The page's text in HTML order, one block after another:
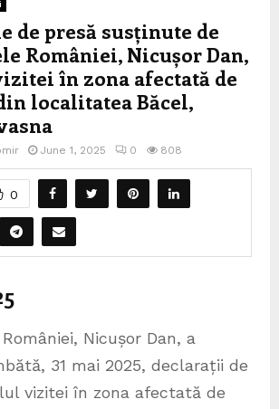
de presă susținute de
României, Nicușor Dan,
în zona afectată de
localitatea Băcel,
June 1, 2025 0 808
0
Nicușor Dan, a
31 mai 2025, declarații de
vizitei în zona afectată de